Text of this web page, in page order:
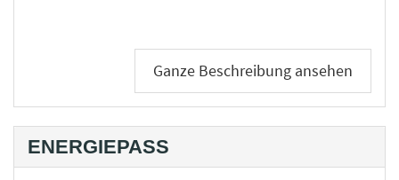
Ganze Beschreibung ansehen
ENERGIEPASS